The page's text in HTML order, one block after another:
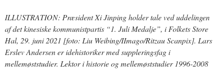
ILLUSTRATION: Præsident Xi Jinping holder tale ved uddelingen
af det kinesiske kommunistpartis “1. Juli Medalje”, i Folkets Store
Hal, 29. juni 2021 [foto: Liu Weibing/IImago/Ritzau Scanpix]. Lars
Erslev Andersen er idehistoriker med suppleringsfag i
mellemøststudier. Lektor i historie og mellemøststudier 1996-2008